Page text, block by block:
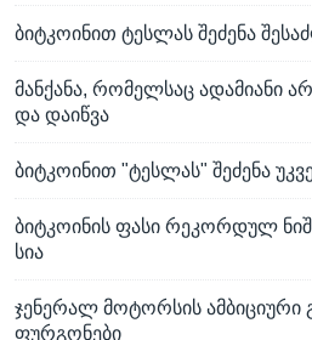
ბიტკოინით ტესლას შეძენა
მანქანა, რომელსაც ადამიანი
და დაიწვა
ბიტკოინით "ტესლას" შეძენა
ბიტკოინის ფასი რეკორდულ
სია
ჯენერალ მოტორსის ამბიციური
ფურგონები